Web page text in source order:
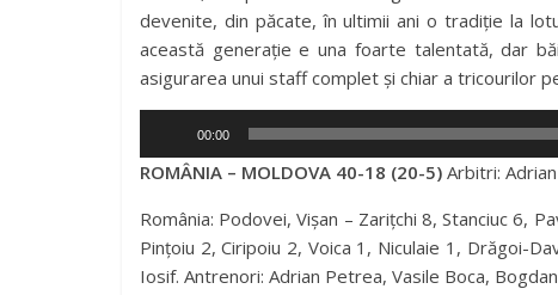
devenite, din păcate, în ultimii ani o tradiție la
această generație e una foarte talentată, dar
asigurarea unui staff complet și chiar a tricourilor
audio
00:00
ROMÂNIA – MOLDOVA 40-18 (20-5) Arbitri:
România: Podovei, Vișan – Zarițchi 8, Stanciuc 6,
Pințoiu 2, Ciripoiu 2, Voica 1, Niculaie 1, Drăgoi-
Iosif. Antrenori: Adrian Petrea, Vasile Boca,